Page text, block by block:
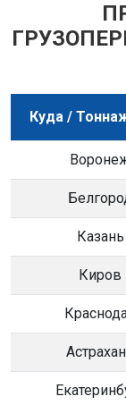
Куда /
Казань
Киров